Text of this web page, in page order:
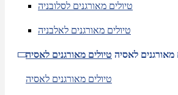
טיולים מאורגנים לסלובניה
טיולים מאורגנים לאלבניה
מאורגנים לאסיה טיולים מאורגנים לאסיה
טיולים מאורגנים לאסיה